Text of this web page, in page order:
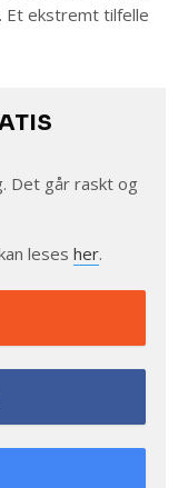
Et ekstremt tilfelle
Det går raskt og
leses her.